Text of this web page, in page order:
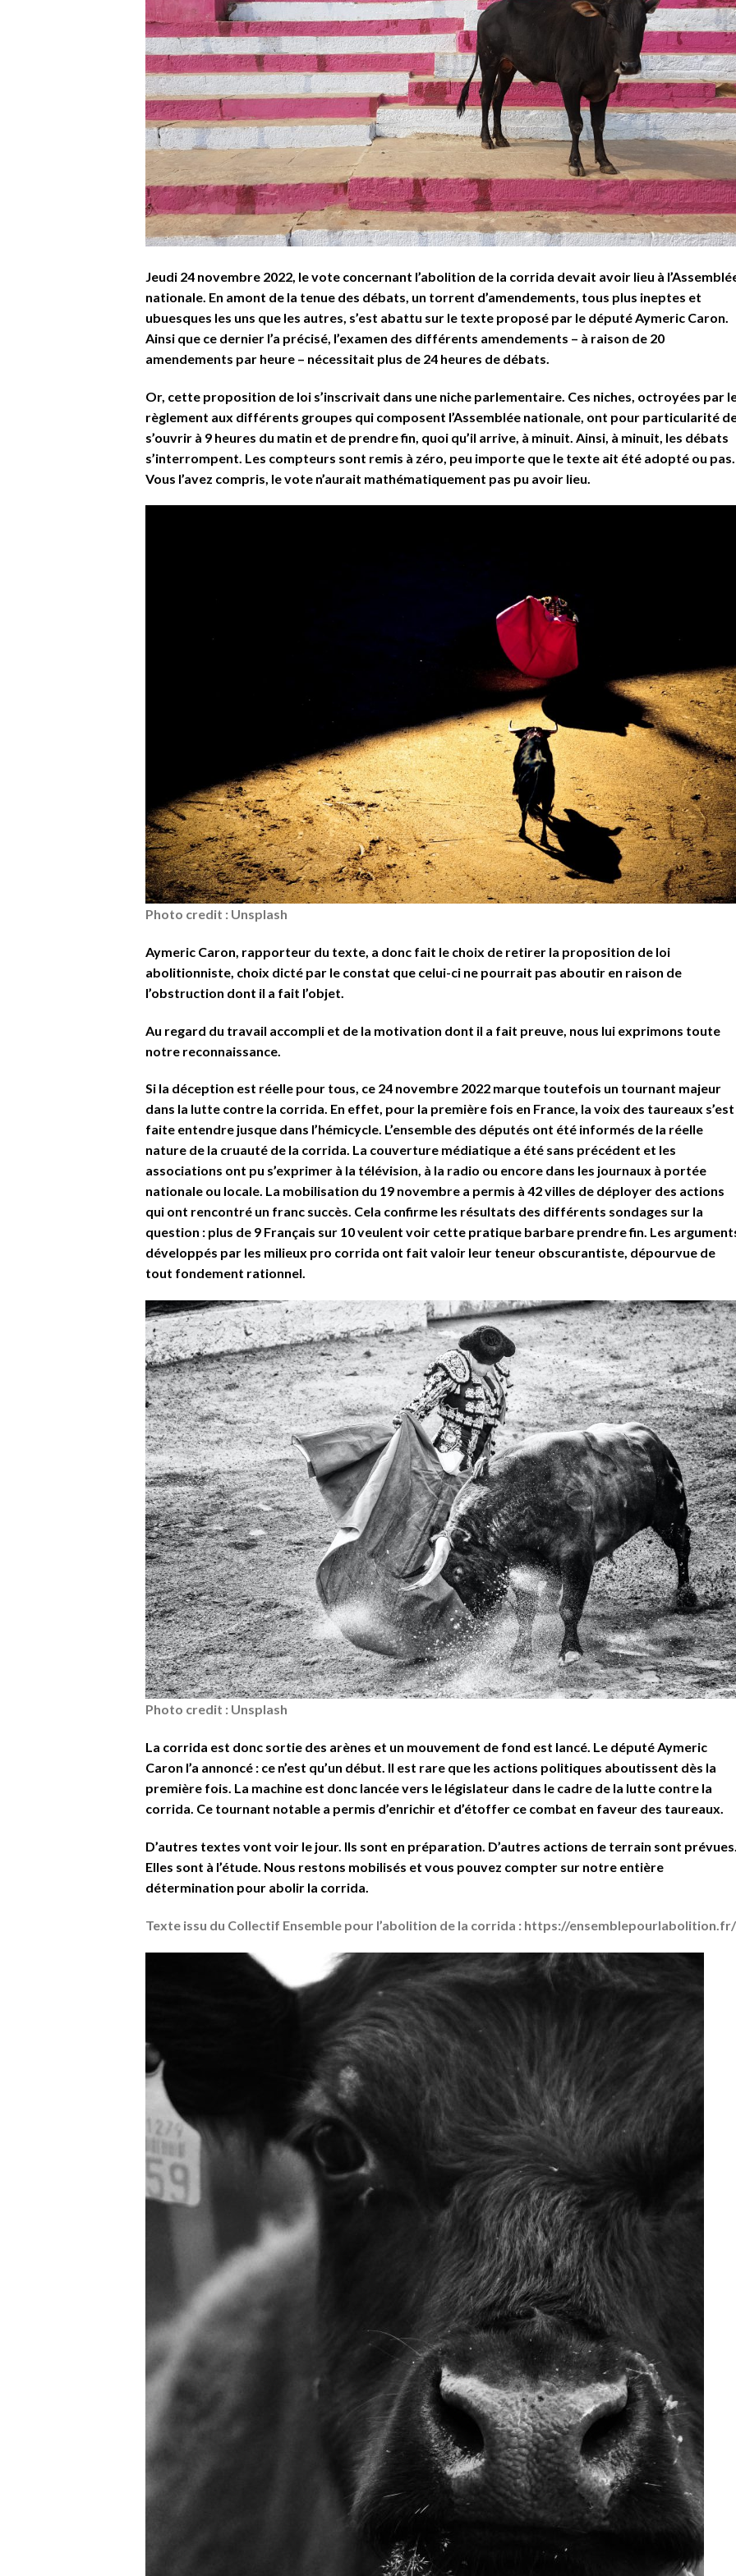
Jeudi 24 novembre 2022, le vote concernant l’abolition de la corrida devait avoir lieu à
nationale. En amont de la tenue des débats, un torrent d’amendements, tous plus ineptes et
ubuesques les uns que les autres, s’est abattu sur le texte proposé par le député Aymeric Caron.
Ainsi que ce dernier l’a précisé, l’examen des différents amendements – à raison de 20
amendements par heure – nécessitait plus de 24 heures de débats.
Or, cette proposition de loi s’inscrivait dans une niche parlementaire. Ces niches, octroyées par
règlement aux différents groupes qui composent l’Assemblée nationale, ont pour particularité
s’ouvrir à 9 heures du matin et de prendre fin, quoi qu’il arrive, à minuit. Ainsi, à minuit, les débats
s’interrompent. Les compteurs sont remis à zéro, peu importe que le texte ait été adopté ou pas.
Vous l’avez compris, le vote n’aurait mathématiquement pas pu avoir lieu.
Photo credit : Unsplash
Aymeric Caron, rapporteur du texte, a donc fait le choix de retirer la proposition de loi
abolitionniste, choix dicté par le constat que celui-ci ne pourrait pas aboutir en raison de
l’obstruction dont il a fait l’objet.
Au regard du travail accompli et de la motivation dont il a fait preuve, nous lui exprimons toute
notre reconnaissance.
Si la déception est réelle pour tous, ce 24 novembre 2022 marque toutefois un tournant majeur
dans la lutte contre la corrida. En effet, pour la première fois en France, la voix des taureaux s’est
faite entendre jusque dans l’hémicycle. L’ensemble des députés ont été informés de la réelle
nature de la cruauté de la corrida. La couverture médiatique a été sans précédent et les
associations ont pu s’exprimer à la télévision, à la radio ou encore dans les journaux à portée
nationale ou locale. La mobilisation du 19 novembre a permis à 42 villes de déployer des actions
qui ont rencontré un franc succès. Cela confirme les résultats des différents sondages sur la
question : plus de 9 Français sur 10 veulent voir cette pratique barbare prendre fin. Les
développés par les milieux pro corrida ont fait valoir leur teneur obscurantiste, dépourvue de
tout fondement rationnel.
Photo credit : Unsplash
La corrida est donc sortie des arènes et un mouvement de fond est lancé. Le député Aymeric
Caron l’a annoncé : ce n’est qu’un début. Il est rare que les actions politiques aboutissent dès la
première fois. La machine est donc lancée vers le législateur dans le cadre de la lutte contre la
corrida. Ce tournant notable a permis d’enrichir et d’étoffer ce combat en faveur des taureaux.
D’autres textes vont voir le jour. Ils sont en préparation. D’autres actions de terrain sont
Elles sont à l’étude. Nous restons mobilisés et vous pouvez compter sur notre entière
détermination pour abolir la corrida.
Texte issu du Collectif Ensemble pour l’abolition de la corrida : https://ensemblepourlabolition.fr/